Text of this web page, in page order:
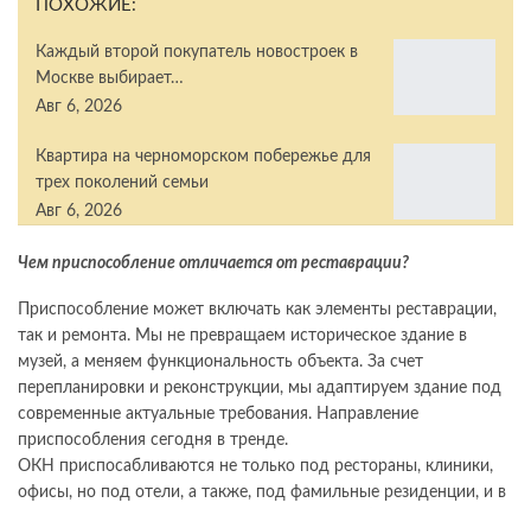
ПОХОЖИЕ:
Каждый второй покупатель новостроек в
Москве выбирает…
Авг 6, 2026
Квартира на черноморском побережье для
трех поколений семьи
Авг 6, 2026
Чем приспособление отличается от реставрации?
Приспособление может включать как элементы реставрации,
так и ремонта. Мы не превращаем историческое здание в
музей, а меняем функциональность объекта. За счет
перепланировки и реконструкции, мы адаптируем здание под
современные актуальные требования. Направление
приспособления сегодня в тренде.
ОКН приспосабливаются не только под рестораны, клиники,
офисы, но под отели, а также, под фамильные резиденции, и в